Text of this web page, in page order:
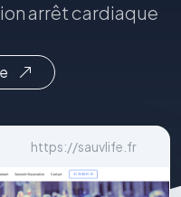
arrêt cardiaque
https://sauvlife.fr